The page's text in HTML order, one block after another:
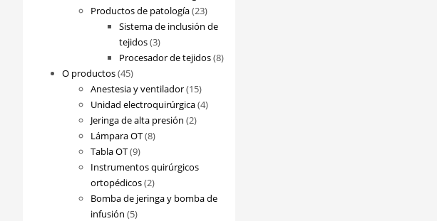
Productos de patología 2323
productos
Sistema de inclusión de
tejidos 33
productos
Procesador de tejidos 88
O productos 4545
productos
Anestesia y ventilador 1515
productos
Unidad electroquirúrgica 44
Jeringa de alta presión 22
Lámpara OT 88
Tabla OT 99
productos
Instrumentos quirúrgicos
ortopédicos 22
productos
Bomba de jeringa y bomba de
infusión 55